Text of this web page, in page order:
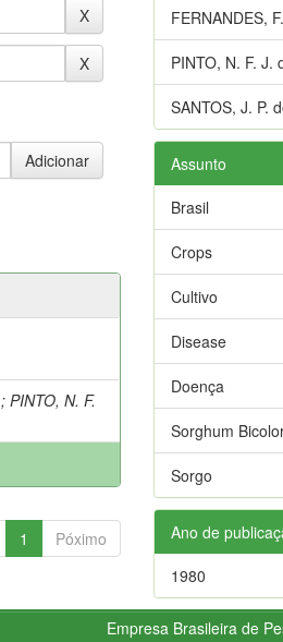
;PINTO, N. F.
1 Póximo
FERNANDES,
PINTO, N. F. J.
SANTOS, J. P.
Assunto
Brasil
Crops
Cultivo
Disease
Doença
Sorghum
Sorgo
Ano de
1980
Empresa Brasileira de